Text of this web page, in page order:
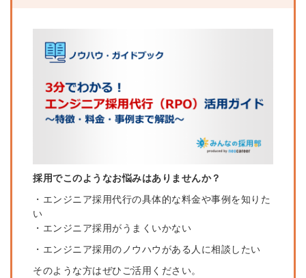
採用でこのようなお悩みはありませんか？
・エンジニア採用代行の具体的な料金や事例を知りた
い
・エンジニア採用がうまくいかない
・エンジニア採用のノウハウがある人に相談したい
そのような方はぜひご活用ください。